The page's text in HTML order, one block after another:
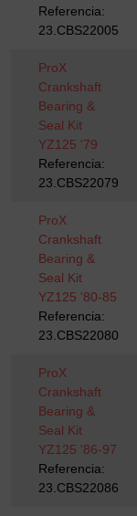
Referencia:
23.CBS22005
ProX
Crankshaft
Bearing &
Seal Kit
YZ125 '79
Referencia:
23.CBS22079
ProX
Crankshaft
Bearing &
Seal Kit
YZ125 '80-85
Referencia:
23.CBS22080
ProX
Crankshaft
Bearing &
Seal Kit
YZ125 '86-97
Referencia:
23.CBS22086